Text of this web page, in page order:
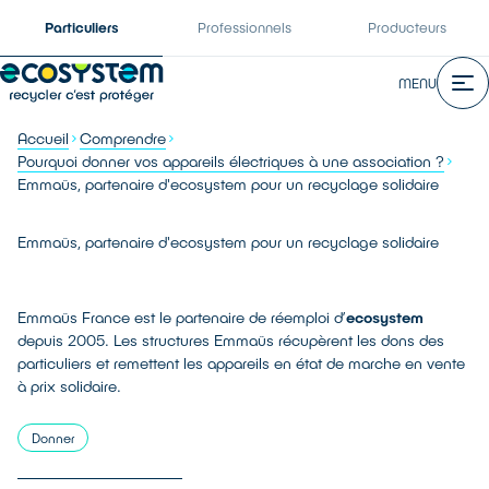
Particuliers Professionnels Producteurs
MENU
Accueil
Comprendre
Pourquoi donner vos appareils électriques à une association ?
Emmaüs, partenaire d'ecosystem pour un recyclage solidaire
Emmaüs, partenaire d'ecosystem pour un recyclage solidaire
Emmaüs France est le partenaire de réemploi d’ecosystem
depuis 2005. Les structures Emmaüs récupèrent les dons des
particuliers et remettent les appareils en état de marche en vente
à prix solidaire.
Donner